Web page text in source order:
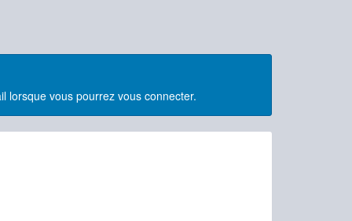
lorsque vous pourrez vous connecter.